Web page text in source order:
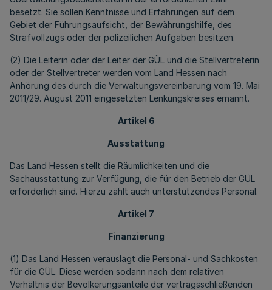
besetzt. Sie sollen Kenntnisse und Erfahrungen auf dem
Gebiet der Führungsaufsicht, der Bewährungshilfe, des
Strafvollzugs oder der polizeilichen Aufgaben besitzen.
(2) Die Leiterin oder der Leiter der GÜL und die Stellvertreterin
oder der Stellvertreter werden vom Land Hessen nach
Anhörung des durch die Verwaltungsvereinbarung vom 19. Mai
2011/29. August 2011 eingesetzten Lenkungskreises ernannt.
Artikel 6
Ausstattung
Das Land Hessen stellt die Räumlichkeiten und die
Sachausstattung zur Verfügung, die für den Betrieb der GÜL
erforderlich sind. Hierzu zählt auch unterstützendes Personal.
Artikel 7
Finanzierung
(1) Das Land Hessen verauslagt die Personal- und Sachkosten
für die GÜL. Diese werden sodann nach dem relativen
Verhältnis der Bevölkerungsanteile der vertragsschließenden